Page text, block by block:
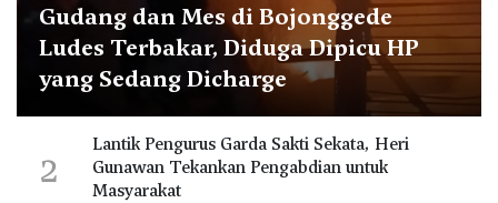
Gudang dan Mes di Bojonggede
Ludes Terbakar, Diduga Dipicu HP
yang Sedang Dicharge
2
Lantik Pengurus Garda Sakti Sekata, Heri
Gunawan Tekankan Pengabdian untuk
Masyarakat